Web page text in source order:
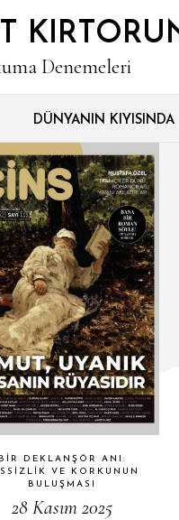
Denemeleri
DÜNYANIN KIYISINDA
BIR DEKLANŞÖR ANI:
VE KORKUNUN
BULUŞMASI
28 Kasım 2025